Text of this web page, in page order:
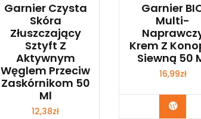
Garnier Czysta
Skóra
Złuszczający
Sztyft Z
Aktywnym
Węglem Przeciw
Zaskórnikom 50
Ml
12,38zł
Garnier
Multi-
Krem Z
Siewną 50
16,99zł